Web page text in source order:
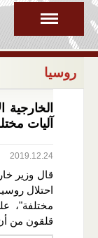
روسيا
الخارجية
آليات
2019.12.24
قال وزير
احتلال
مختلفة"،
قلقون من